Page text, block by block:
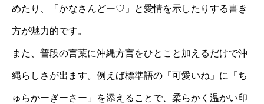
めたり、「かなさんどー♡」と愛情を示したりする書き
方が魅力的です。
また、普段の言葉に沖縄方言をひとこと加えるだけで沖
縄らしさが出ます。例えば標準語の「可愛いね」に「ち
ゅらかーぎーさー」を添えることで、柔らかく温かい印